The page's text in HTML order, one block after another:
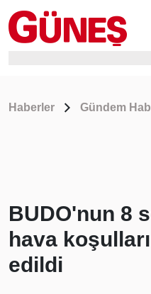
Haberler Gündem
BUDO'nun 8
hava
edildi